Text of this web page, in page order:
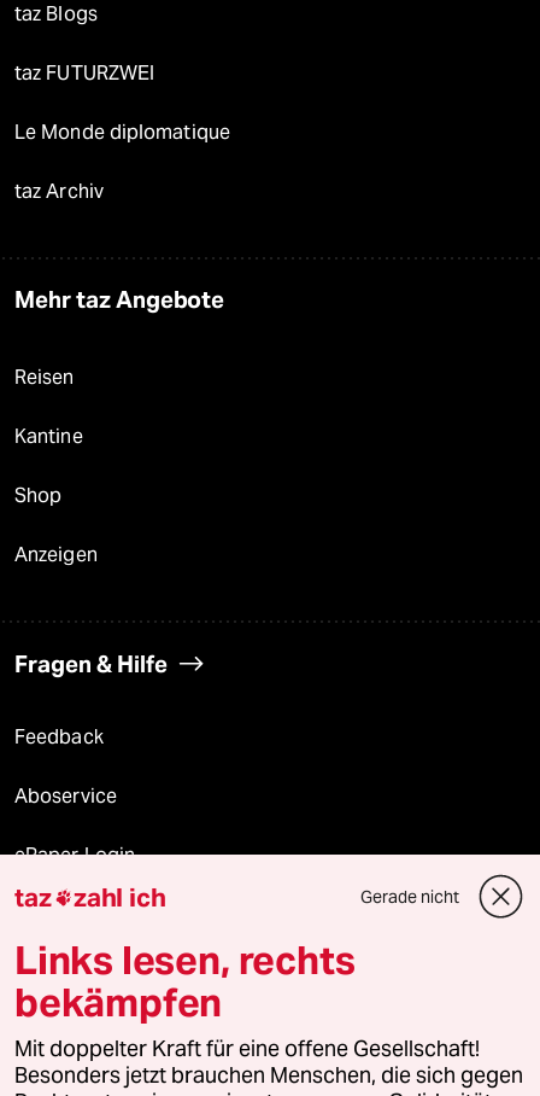
taz Blogs
taz FUTURZWEI
Le Monde diplomatique
taz Archiv
Mehr taz Angebote
Reisen
Kantine
Shop
Anzeigen
Fragen & Hilfe
Feedback
Aboservice
ePaper Login
Downloads für Abonnierende
© 2026 taz Verlags und Vertriebs GmbH
Alle Rechte vorbehalten. Bei rechtlichen Fragen oder für Genehmigungen
wenden Sie sich bitte an
lizenzen@taz.de
taz zahl ich Gerade nicht
Links lesen, rechts
bekämpfen
Mit doppelter Kraft für eine offene Gesellschaft!
Besonders jetzt brauchen Menschen, die sich gegen